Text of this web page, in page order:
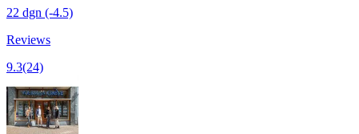
22 dgn (-4.5)
Reviews
9.3(24)